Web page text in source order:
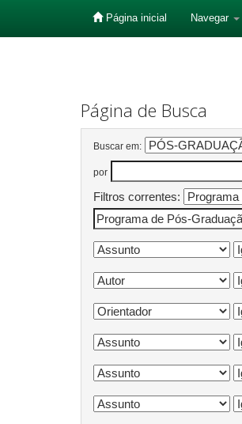
Página inicial Navegar
Página de Busca
Buscar em:
por
Filtros correntes: